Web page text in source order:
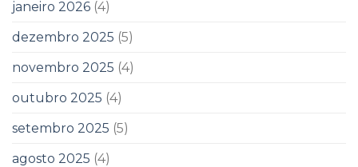
janeiro 2026 (4)
dezembro 2025 (5)
novembro 2025 (4)
outubro 2025 (4)
setembro 2025 (5)
agosto 2025 (4)